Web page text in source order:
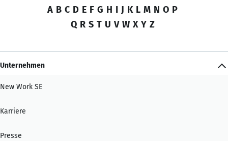
A B C D E F G H I J K L M N O P
Q R S T U V W X Y Z
Unternehmen
New Work SE
Karriere
Presse